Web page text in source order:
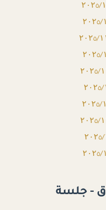
الطعن رقم ۱۹۱۰۷ لسنة ۹٥ ق - جلسة